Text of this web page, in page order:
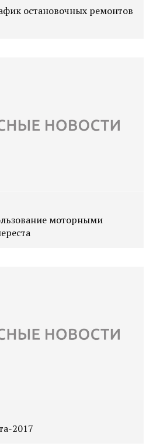
остановочных ремонтов
моторными
2017